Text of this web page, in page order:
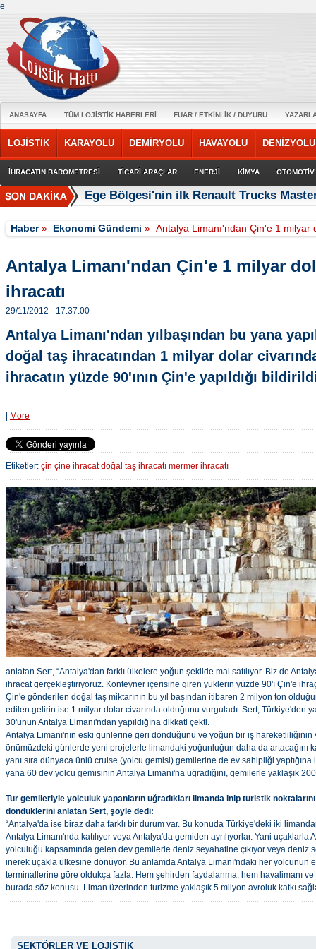
e
ANASAYFA TÜM LOJİSTİK HABERLERİ FUAR / ETKİNLİK / DUYURU
LOJİSTİK KARAYOLU DEMİRYOLU HAVAYOLU DENİZYOLU
İHRACATIN BAROMETRESİ TİCARİ ARAÇLAR ENERJİ KİMYA OTOMOTİV
Ege Bölgesi'nin ilk Renault Trucks
Haber» Ekonomi Gündemi »Antalya Limanı'ndan Çin'e 1 milyar
Antalya Limanı'ndan Çin'e 1 milyar
ihracatı
29/11/2012 - 17:37:00
Antalya Limanı'ndan yılbaşından bu yana
doğal taş ihracatından 1 milyar dolar
ihracatın yüzde 90'ının Çin'e yapıldığı
More
Etiketler: çin çine ihracat doğal taş ihracatı mermer ihracatı
anlatan Sert, “Antalya'dan farklı ülkelere yoğun şekilde mal satılıyor. Biz de
ihracat gerçekleştiriyoruz. Konteyner içerisine giren yüklerin yüzde 90'ı Çin'e
Çin'e gönderilen doğal taş miktarının bu yıl başından itibaren 2 milyon ton
edilen gelirin ise 1 milyar dolar civarında olduğunu vurguladı. Sert, Türkiye'den
30'unun Antalya Limanı'ndan yapıldığına dikkati çekti.
Antalya Limanı'nın eski günlerine geri döndüğünü ve yoğun bir iş hareketliliğinin
önümüzdeki günlerde yeni projelerle limandaki yoğunluğun daha da artacağını
yanı sıra dünyaca ünlü cruise (yolcu gemisi) gemilerine de ev sahipliği yaptığına
yana 60 dev yolcu gemisinin Antalya Limanı'na uğradığını, gemilerle yaklaşık
Tur gemileriyle yolculuk yapanların uğradıkları limanda inip turistik
döndüklerini anlatan Sert, şöyle dedi:
“Antalya'da ise biraz daha farklı bir durum var. Bu konuda Türkiye'deki iki
Antalya Limanı'nda katılıyor veya Antalya'da gemiden ayrılıyorlar. Yani
yolculuğu kapsamında gelen dev gemilerle deniz seyahatine çıkıyor veya
inerek uçakla ülkesine dönüyor. Bu anlamda Antalya Limanı'ndaki her yolcunun
terminallerine göre oldukça fazla. Hem şehirden faydalanma, hem havalimanı ve
burada söz konusu. Liman üzerinden turizme yaklaşık 5 milyon avroluk katkı
SEKTÖRLER VE LOJİSTİK